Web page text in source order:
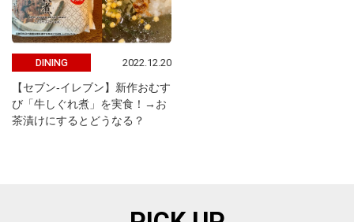
DINING 2022.12.20
【セブン-イレブン】新作おむす
び「牛しぐれ煮」を実食！→お
茶漬けにするとどうなる？